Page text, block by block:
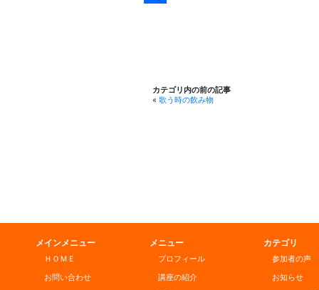
カテゴリ内の前の記事
« 歌う時の飲み物
メインメニュー
ＨＯＭＥ
お問い合わせ
メニュー
プロフィール
講座の紹介
カテゴリ
参加者の声
お知らせ